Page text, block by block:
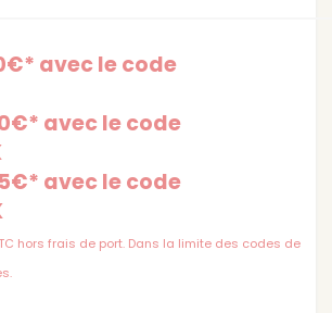
avec le code
avec le code
avec le code
hors frais de port. Dans la limite des codes de